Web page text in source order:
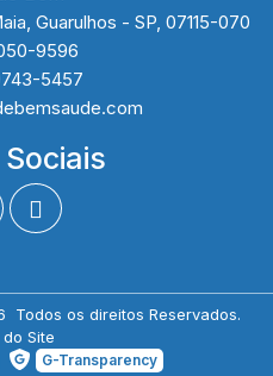
RELACIONADOS
Atendemos